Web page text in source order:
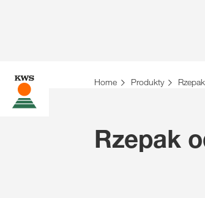
Home Produkty Rzepak
Rzepak